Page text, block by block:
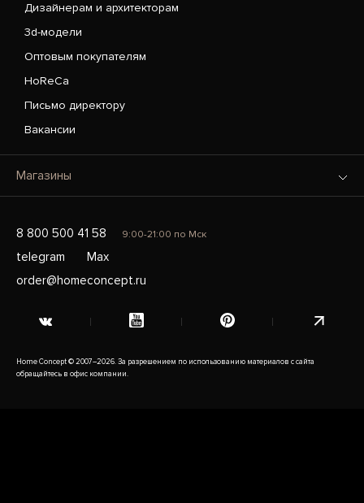
Дизайнерам и архитекторам
3d-модели
Оптовым покупателям
HoReCa
Письмо директору
Вакансии
Магазины
8 800 500 41 58 9:00-21:00 по Мск
telegram
Max
order@homeconcept.ru
Home Concept © 2007–2026. За разрешением по использованию материалов с сайта
обращайтесь в офис компании.